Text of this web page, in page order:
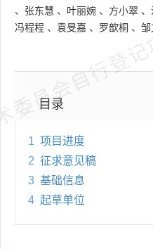
员会自行
、 张东慧 、 叶丽婉 、 方小翠 、
冯程程 、 袁旻嘉 、 罗歆桐 、 邹
目录
1 项目进度
2 征求意见稿
3 基础信息
4 起草单位